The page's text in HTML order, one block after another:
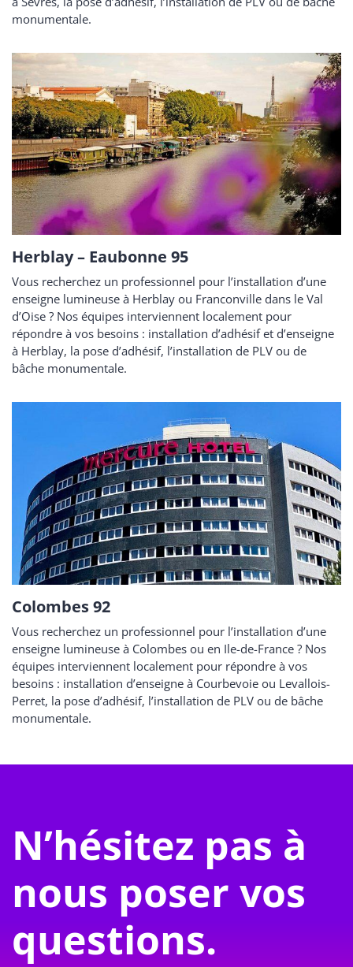
monumentale.
Herblay – Eaubonne 95
Vous recherchez un professionnel pour l’installation d’une
enseigne lumineuse à Herblay ou Franconville dans le Val
d’Oise ? Nos équipes interviennent localement pour
répondre à vos besoins : installation d’adhésif et d’enseigne
à Herblay, la pose d’adhésif, l’installation de PLV ou de
bâche monumentale.
Colombes 92
Vous recherchez un professionnel pour l’installation d’une
enseigne lumineuse à Colombes ou en Ile-de-France ? Nos
équipes interviennent localement pour répondre à vos
besoins : installation d’enseigne à Courbevoie ou Levallois-
Perret, la pose d’adhésif, l’installation de PLV ou de bâche
monumentale.
N’hésitez pas à
nous poser vos
questions.